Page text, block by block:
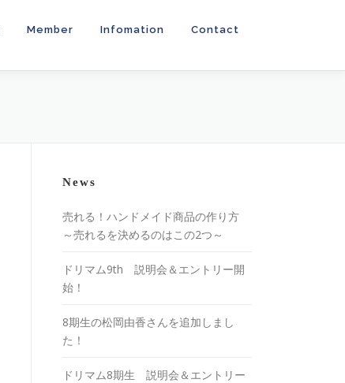
Member Infomation Contact
News
売れる！ハンドメイド商品の作り方
～売れるを決めるのはこの2つ～
ドリマム9th 説明会＆エントリー開
始！
8期生の松岡由香さんを追加しまし
た！
ドリマム8期生 説明会＆エントリー